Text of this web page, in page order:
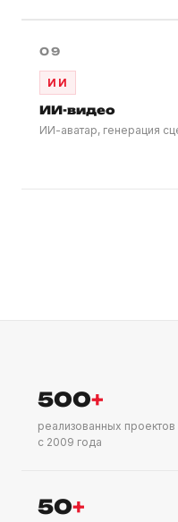
09
ИИ
ИИ-видео
ИИ-аватар, генерация
500+
реализованных проектов
с 2009 года
50+